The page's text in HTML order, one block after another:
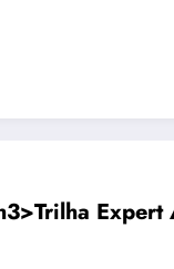
Expert